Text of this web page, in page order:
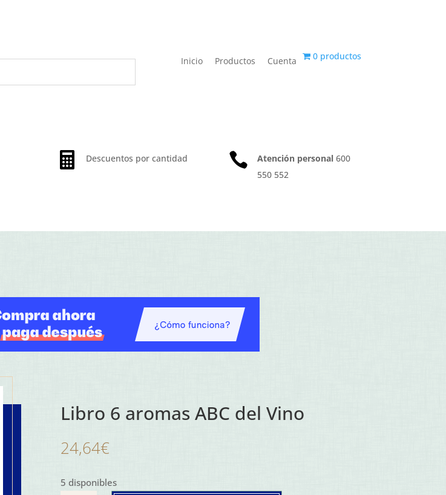
Inicio Productos Cuenta 0 productos
 Descuentos por cantidad  Atención personal 600
550 552
Libro 6 aromas ABC del Vino
24,64€
5 disponibles